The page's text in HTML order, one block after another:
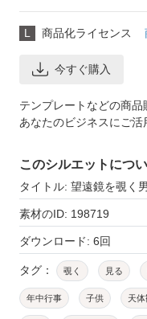
L 商品化ライセンス
今すぐ購入
テンプレートなどの商品
あなたのビジネスにご活
このシルエットにつ
タイトル: 望遠鏡を覗く
素材のID: 198719
ダウンロード: 6回
タグ： 覗く 見る
年中行事 子供 天体